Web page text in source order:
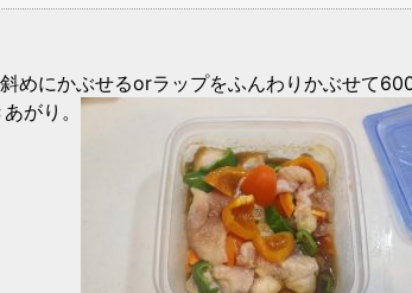
めにかぶせるorラップをふんわりかぶせて
がり。